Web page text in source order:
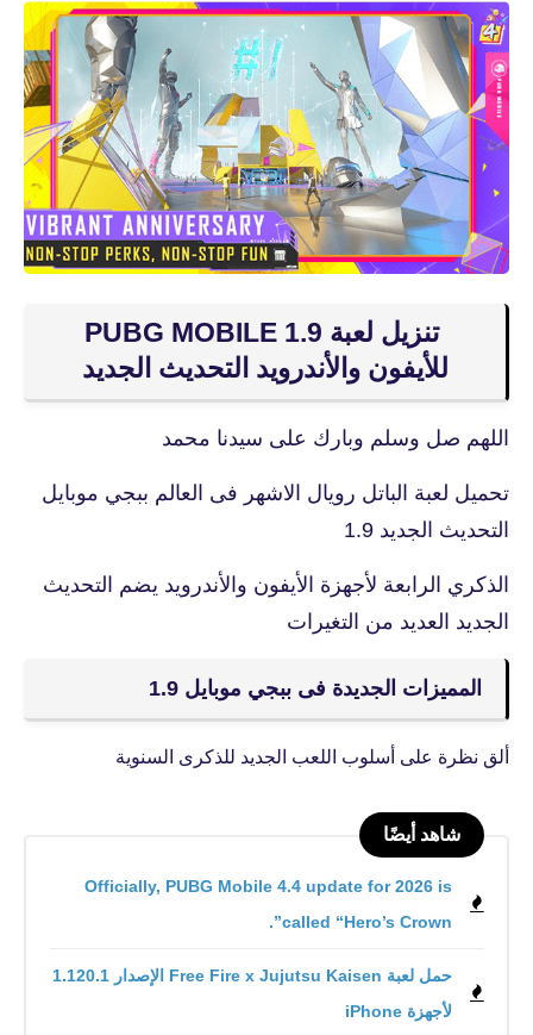
تنزيل لعبة PUBG MOBILE 1.9
للأيفون والأندرويد التحديث الجديد
اللهم صل وسلم وبارك على سيدنا محمد
تحميل لعبة الباتل رويال الاشهر فى العالم ببجي موبايل
التحديث الجديد 1.9
الذكري الرابعة لأجهزة الأيفون والأندرويد يضم التحديث
الجديد العديد من التغيرات
المميزات الجديدة فى ببجي موبايل 1.9
ألق نظرة على أسلوب اللعب الجديد للذكرى السنوية
شاهد أيضًا
Officially, PUBG Mobile 4.4 update for 2026 is
called “Hero’s Crown”.
حمل لعبة Free Fire x Jujutsu Kaisen الإصدار 1.120.1
لأجهزة iPhone